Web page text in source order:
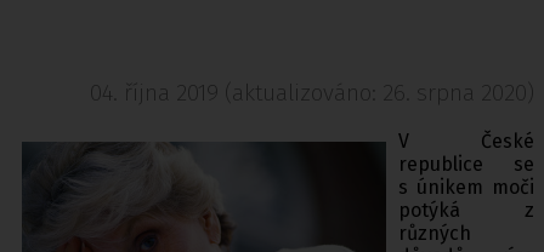
04. října 2019 (aktualizováno: 26. srpna 2020)
V České
republice se
s únikem moči
potýká z
různých